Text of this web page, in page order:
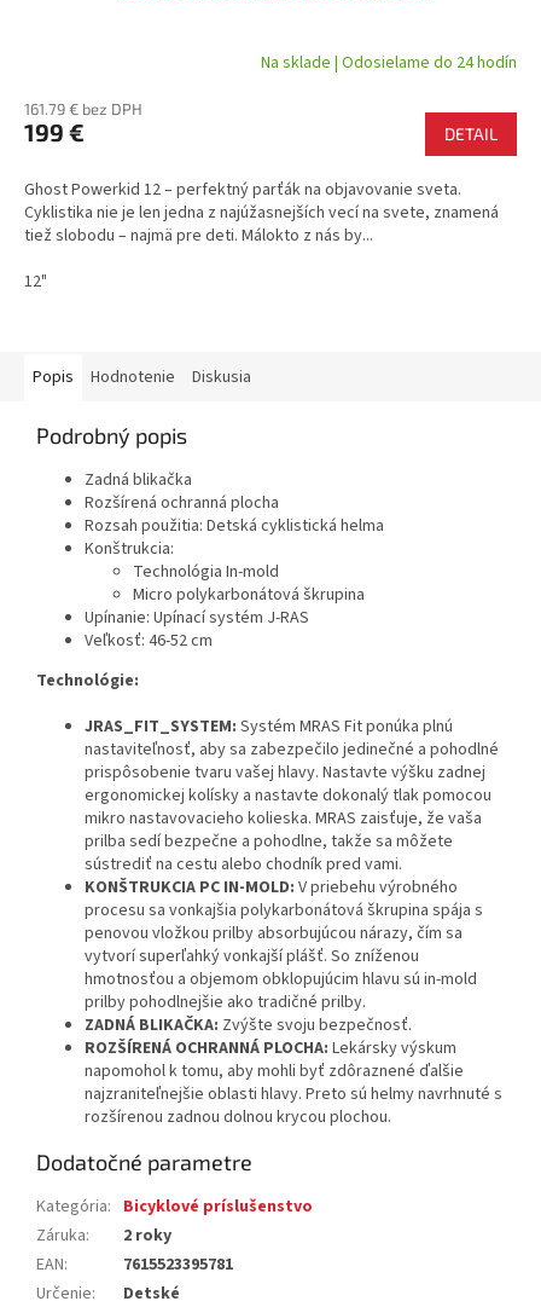
A
R
M
O
Na sklade | Odosielame do 24 hodín
161.79 € bez DPH
199 € DETAIL
Ghost Powerkid 12 – perfektný parťák na objavovanie sveta.
Cyklistika nie je len jedna z najúžasnejších vecí na svete, znamená
tiež slobodu – najmä pre deti. Málokto z nás by...
12"
Popis Hodnotenie Diskusia
Podrobný popis
Zadná blikačka
Rozšírená ochranná plocha
Rozsah použitia: Detská cyklistická helma
Konštrukcia:
Technológia In-mold
Micro polykarbonátová škrupina
Upínanie: Upínací systém J-RAS
Veľkosť: 46-52 cm
Technológie:
JRAS_FIT_SYSTEM: Systém MRAS Fit ponúka plnú
nastaviteľnosť, aby sa zabezpečilo jedinečné a pohodlné
prispôsobenie tvaru vašej hlavy. Nastavte výšku zadnej
ergonomickej kolísky a nastavte dokonalý tlak pomocou
mikro nastavovacieho kolieska. MRAS zaisťuje, že vaša
prilba sedí bezpečne a pohodlne, takže sa môžete
sústrediť na cestu alebo chodník pred vami.
KONŠTRUKCIA PC IN-MOLD: V priebehu výrobného
procesu sa vonkajšia polykarbonátová škrupina spája s
penovou vložkou prilby absorbujúcou nárazy, čím sa
vytvorí superľahký vonkajší plášť. So zníženou
hmotnosťou a objemom obklopujúcim hlavu sú in-mold
prilby pohodlnejšie ako tradičné prilby.
ZADNÁ BLIKAČKA: Zvýšte svoju bezpečnosť.
ROZŠÍRENÁ OCHRANNÁ PLOCHA: Lekársky výskum
napomohol k tomu, aby mohli byť zdôraznené ďalšie
najzraniteľnejšie oblasti hlavy. Preto sú helmy navrhnuté s
rozšírenou zadnou dolnou krycou plochou.
Dodatočné parametre
Kategória: Bicyklové príslušenstvo
Záruka:
2 roky
EAN:
7615523395781
Určenie:
Detské